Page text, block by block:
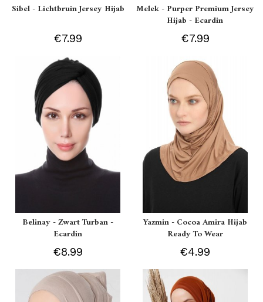
Sibel - Lichtbruin Jersey Hijab
€7.99
Melek - Purper Premium Jersey
Hijab - Ecardin
€7.99
Belinay - Zwart Turban -
Ecardin
€8.99
Yazmin - Cocoa Amira Hijab
Ready To Wear
€4.99